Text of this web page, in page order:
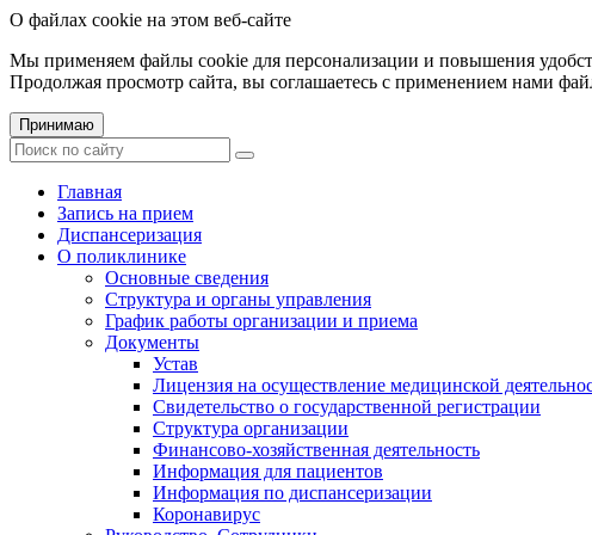
О файлах cookie на этом веб-сайте
Мы применяем файлы cookie для персонализации и повышения
Продолжая просмотр сайта, вы соглашаетесь с применением нами
Принимаю
Главная
Запись на прием
Диспансеризация
О поликлинике
Основные сведения
Структура и органы управления
График работы организации и приема
Документы
Устав
Лицензия на осуществление медицинской
Свидетельство о государственной регистрации
Структура организации
Финансово-хозяйственная деятельность
Информация для пациентов
Информация по диспансеризации
Коронавирус